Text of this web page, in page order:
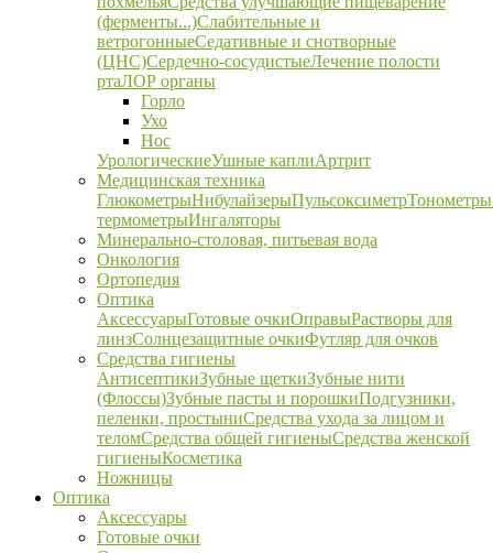
(ферменты...)Слабительные и
ветрогонныеСедативные и снотворные
(ЦНС)Сердечно-сосудистыеЛечение полости
ртаЛОР органы
Горло
Ухо
Нос
УрологическиеУшные каплиАртрит
Медицинская техника
ГлюкометрыНибулайзерыПульсоксиметрТонометры
термометрыИнгаляторы
Минерально-столовая, питьевая вода
Онкология
Ортопедия
Оптика
АксессуарыГотовые очкиОправыРастворы для
линзСолнцезащитные очкиФутляр для очков
Средства гигиены
АнтисептикиЗубные щеткиЗубные нити
(Флоссы)Зубные пасты и порошкиПодгузники,
пеленки, простыниСредства ухода за лицом и
теломСредства общей гигиеныСредства женской
гигиеныКосметика
Ножницы
Оптика
Аксессуары
Готовые очки